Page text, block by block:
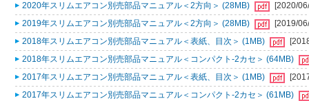
2020年スリムエアコン別売部品マニュアル＜2方向＞ (28MB)
[2020/
2019年スリムエアコン別売部品マニュアル＜2方向＞ (28MB)
[2019/
2018年スリムエアコン別売部品マニュアル＜表紙、目次＞ (1MB)
2018年スリムエアコン別売部品マニュアル＜コンパクト-2カセ＞ (64MB)
2017年スリムエアコン別売部品マニュアル＜表紙、目次＞ (1MB)
2017年スリムエアコン別売部品マニュアル＜コンパクト-2カセ＞ (61MB)